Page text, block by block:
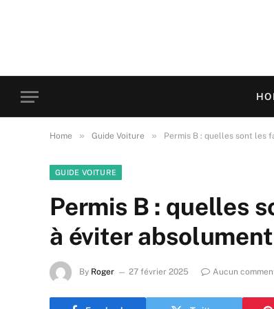
Home » Guide Voiture » Permis B : quelles sont les
GUIDE VOITURE
Permis B : quelles
à éviter
By Roger 27 février 2025 Aucun